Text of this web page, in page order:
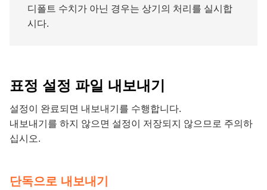
디폴트 수치가 아닌 경우는 상기의 처리를 실시합
시다.
표정 설정 파일 내보내기
설정이 완료되면 내보내기를 수행합니다.
내보내기를 하지 않으면 설정이 저장되지 않으므로 주의하
십시오.
단독으로 내보내기